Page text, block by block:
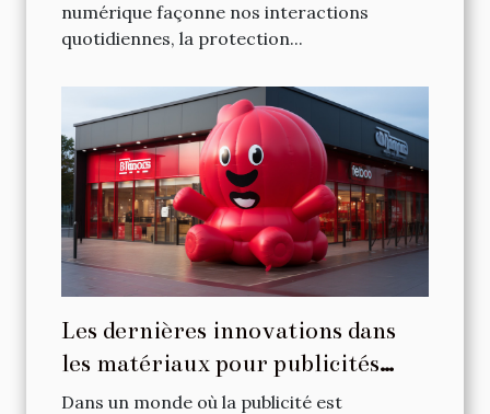
numérique façonne nos interactions
quotidiennes, la protection...
Les dernières innovations dans
les matériaux pour publicités
gonflables
Dans un monde où la publicité est